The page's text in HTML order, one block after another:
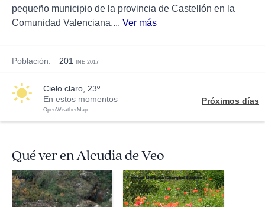
pequeño municipio de la provincia de Castellón en la
Comunidad Valenciana,... Ver más
Población: 201 INE 2017
cielo claro, 23º
En estos momentos
OpenWeatherMap
Próximos días
Qué ver en Alcudia de Veo
Pelayo2 Carmen Manuela Gherghel Clapon